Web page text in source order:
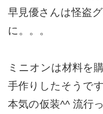
早見優さんは怪盗
に。。。
ミニオンは材料を
手作りしたそうです
本気の仮装^^ 流行